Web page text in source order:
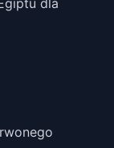
dla